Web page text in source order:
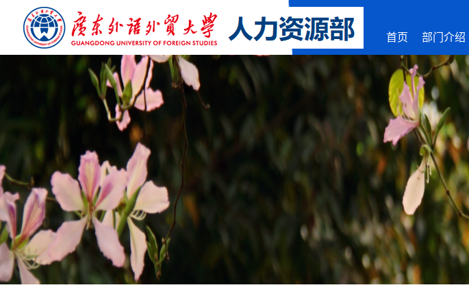
首页 部门介绍